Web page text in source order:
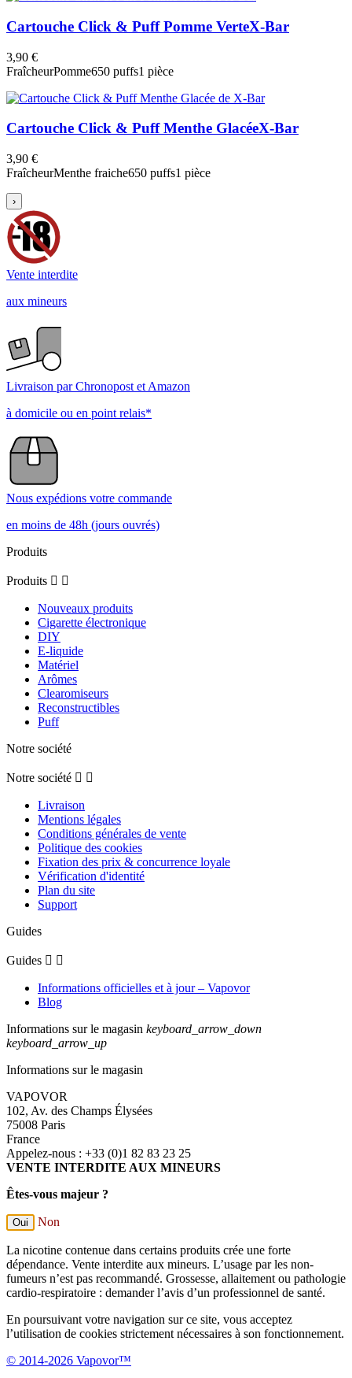
Cartouche Click & Puff Pomme VerteX-Bar
3,90 €
FraîcheurPomme650 puffs1 pièce
Cartouche Click & Puff Menthe GlacéeX-Bar
3,90 €
FraîcheurMenthe fraiche650 puffs1 pièce
›
Vente interdite
aux mineurs
Livraison par Chronopost et Amazon
à domicile ou en point relais*
Nous expédions votre commande
en moins de 48h (jours ouvrés)
Produits
Produits  
Nouveaux produits
Cigarette électronique
DIY
E-liquide
Matériel
Arômes
Clearomiseurs
Reconstructibles
Puff
Notre société
Notre société  
Livraison
Mentions légales
Conditions générales de vente
Politique des cookies
Fixation des prix & concurrence loyale
Vérification d'identité
Plan du site
Support
Guides
Guides  
Informations officielles et à jour – Vapovor
Blog
Informations sur le magasin keyboard_arrow_down
keyboard_arrow_up
Informations sur le magasin
VAPOVOR
102, Av. des Champs Élysées
75008 Paris
France
Appelez-nous : +33 (0)1 82 83 23 25
VENTE INTERDITE AUX MINEURS
Êtes-vous majeur ?
Oui Non
La nicotine contenue dans certains produits crée une forte
dépendance. Vente interdite aux mineurs. L’usage par les non-
fumeurs n’est pas recommandé. Grossesse, allaitement ou pathologie
cardio-respiratoire : demander l’avis d’un professionnel de santé.
En poursuivant votre navigation sur ce site, vous acceptez
l’utilisation de cookies strictement nécessaires à son fonctionnement.
© 2014-2026 Vapovor™